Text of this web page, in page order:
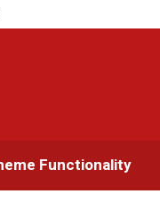
Boji Sangara multiplie les
Functionality